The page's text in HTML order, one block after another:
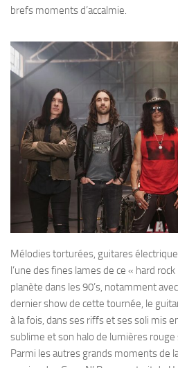
brefs moments d’accalmie.
Mélodies torturées, guitares
l’une des fines lames de ce « hard
planète dans les 90’s, notamment
dernier show de cette tournée, le
à la fois, dans ses riffs et ses soli mis
sublime et son halo de lumières rouge
Parmi les autres grands moments de